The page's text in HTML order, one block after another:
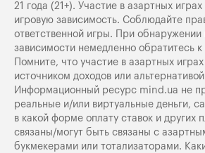
21 года (21+). Участие в азартных
игровую зависимость. Соблюдайте
ответственной игры. При обнаружении
зависимости немедленно обратитесь к
Помните, что участие в азартных
источником доходов или
Информационный ресурс mind.ua не
реальные и/или виртуальные деньги,
в какой форме оплату ставок и других
связаны/могут быть связаны с
букмекерами или тотализаторами.